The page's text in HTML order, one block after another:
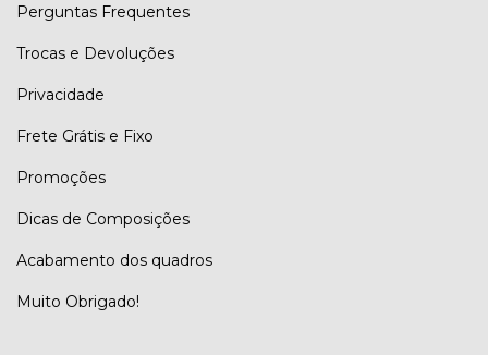
Perguntas Frequentes
Trocas e Devoluções
Privacidade
Frete Grátis e Fixo
Promoções
Dicas de Composições
Acabamento dos quadros
Muito Obrigado!